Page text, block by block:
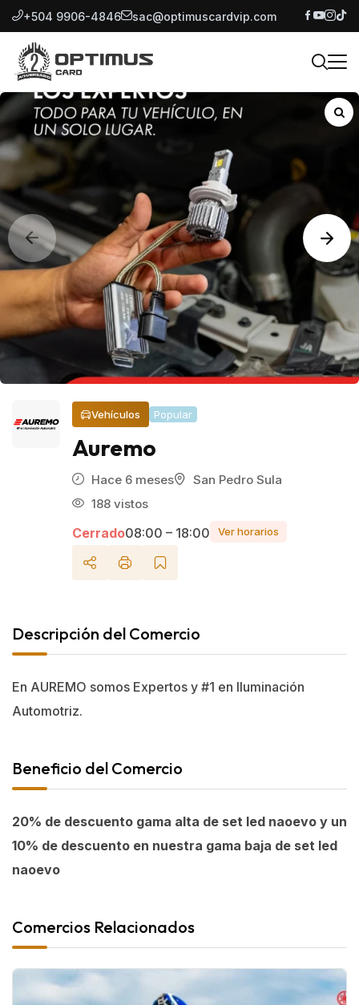
+504 9906-4846 sac@optimuscardvip.com
Vehículos Popular
Auremo
Hace 6 meses
San Pedro Sula
188 vistos
Cerrado08:00 – 18:00 Ver horarios
Descripción del Comercio
En AUREMO somos Expertos y #1 en Iluminación
Automotriz.
Beneficio del Comercio
20% de descuento gama alta de set led naoevo y un
10% de descuento en nuestra gama baja de set led
naoevo
Comercios Relacionados